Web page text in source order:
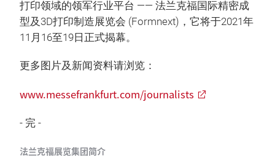
打印领域的领军行业平台 —— 法兰克福国际精密成
型及3D打印制造展览会 (Formnext)，它将于2021年
11月16至19日正式揭幕。
更多图片及新闻资料请浏览：
www.messefrankfurt.com/journalists
- 完 -
法兰克福展览集团简介